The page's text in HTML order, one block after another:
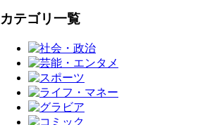
カテゴリ一覧